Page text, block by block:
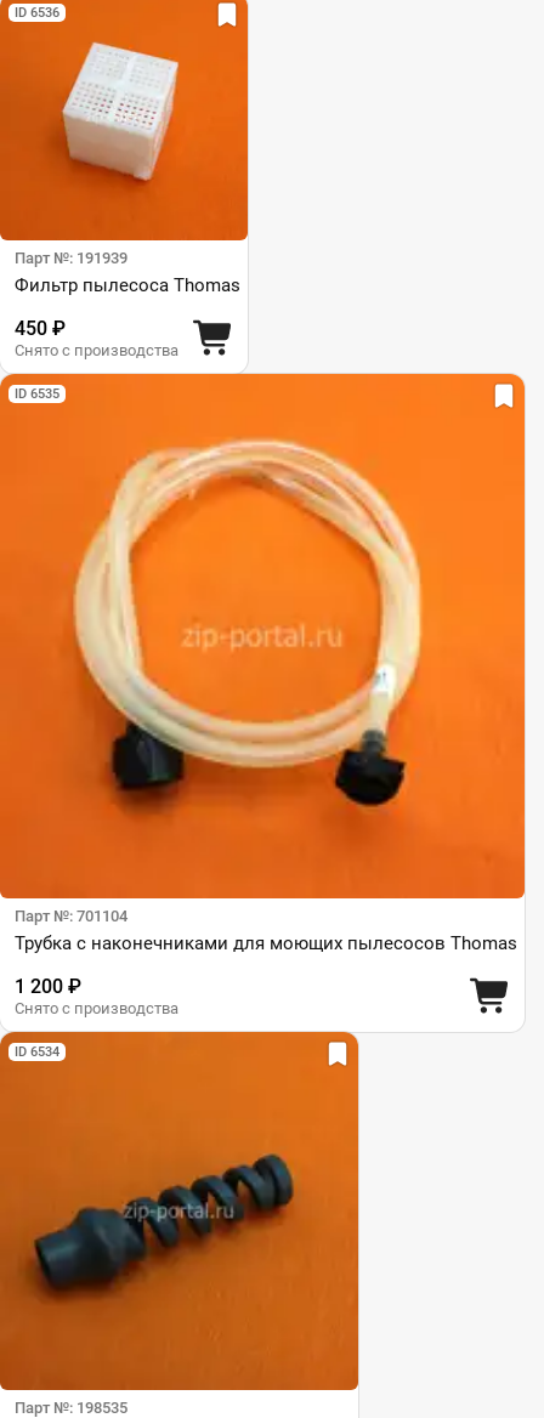
ID 6536
Парт №: 191939
Фильтр пылесоса Thomas
450 ₽
Снято с производства
ID 6535
Парт №: 701104
Трубка с наконечниками для моющих пылесосов Thomas
1 200 ₽
Снято с производства
ID 6534
Парт №: 198535